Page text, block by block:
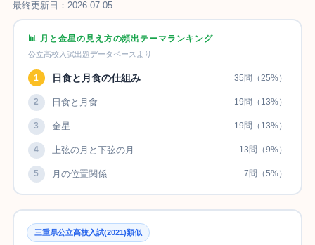
最終更新日：2026-07-05
📊 月と金星の見え方の頻出テーマランキング
公立高校入試出題データベースより
1 日食と月食の仕組み 35問（25%）
2 日食と月食 19問（13%）
3 金星 19問（13%）
4 上弦の月と下弦の月 13問（9%）
5 月の位置関係 7問（5%）
三重県公立高校入試(2021)類似